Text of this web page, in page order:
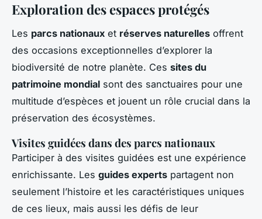
Exploration des espaces protégés
Les parcs nationaux et réserves naturelles offrent
des occasions exceptionnelles d’explorer la
biodiversité de notre planète. Ces sites du
patrimoine mondial sont des sanctuaires pour une
multitude d’espèces et jouent un rôle crucial dans la
préservation des écosystèmes.
Visites guidées dans des parcs nationaux
Participer à des visites guidées est une expérience
enrichissante. Les guides experts partagent non
seulement l’histoire et les caractéristiques uniques
de ces lieux, mais aussi les défis de leur